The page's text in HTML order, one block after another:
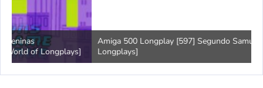
Amiga 500 Longplay [597] Segundo Samurai [World of
Longplays]